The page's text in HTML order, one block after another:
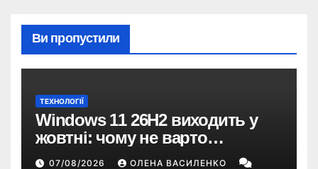
Ви пропустили
ТЕХНОЛОГІЇ
Windows 11 26H2 виходить у
жовтні: чому не варто
пропускати це оновлення
07/08/2026 ОЛЕНА ВАСИЛЕНКО